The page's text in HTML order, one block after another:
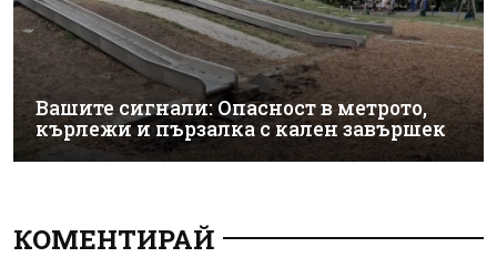
Вашите сигнали: Опасност в метрото,
кърлежи и пързалка с кален завършек
КОМЕНТИРАЙ